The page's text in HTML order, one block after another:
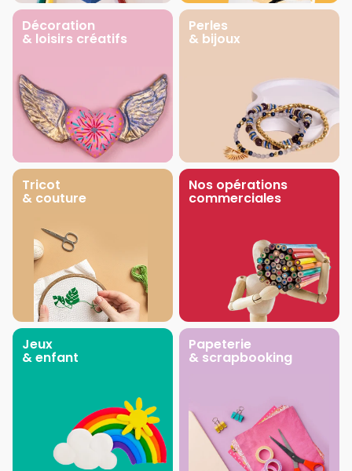
Décoration
& loisirs créatifs
Perles
& bijoux
Tricot
& couture
Nos opérations
commerciales
Jeux
& enfant
Papeterie
& scrapbooking